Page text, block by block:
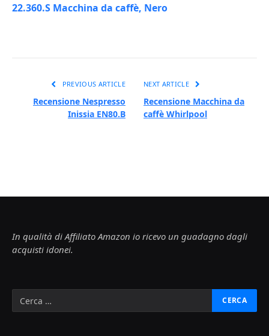
22.360.S Macchina da caffè, Nero
PREVIOUS ARTICLE
Recensione Nespresso
Inissia EN80.B
NEXT ARTICLE
Recensione Macchina da
caffè Whirlpool
In qualità di Affiliato Amazon io ricevo un guadagno dagli
acquisti idonei.